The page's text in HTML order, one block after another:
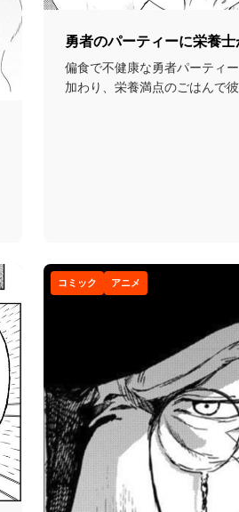
勇者のパーティーに栄養士
偏食で不健康な勇者パーティ
加わり、栄養満点のごはんで
コミック アニメ